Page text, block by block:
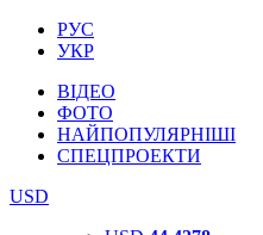
РУС
УКР
ВІДЕО
ФОТО
НАЙПОПУЛЯРНІШІ
СПЕЦПРОЕКТИ
USD